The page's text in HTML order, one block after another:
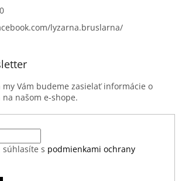
lyzarna.bruslarna/
my Vám budeme zasielať informácie o
našom e-shope.
súhlasíte s podmienkami ochrany